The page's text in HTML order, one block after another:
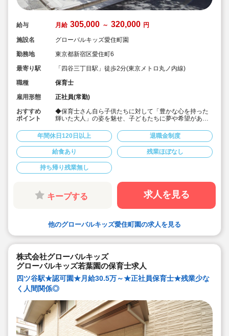
給与 月給 305,000 ～ 320,000 円
施設名
グローバルキッズ愛住町園
勤務地
東京都新宿区愛住町6
最寄り駅
「四谷三丁目駅」徒歩2分(東京メトロ丸ノ内線)
職種
保育士
雇用形態
正社員(常勤)
おすすめ
ポイント
◆保育士さん自ら子供たちに対して「豊かな心を持った
輝いた大人」の姿を魅せ、子どもたちに夢や希望がある
◆年間休日125日以上！
◆子育て期間中は時短勤務OK
◆半日有給OKで子育て中の方も働きやすい環境です
◆会社独自の休暇制度がありますので、独身、既婚者問
わずノビノビと働きやすい環境です。
◆宿舎借上げ制度利用可能です！
◆職員間の人間関係を大事にしています。チーム保育で
新しい仲間も皆でサポート。新卒で不安な方、中途で馴
染めるか不安な方ブランク空けの方、別業種からのキャ
リアチェンジの方！どんな方でもチームでサポートしあ
いながら保育をする環境です
能です！
す！
◆充実の福利厚生、海外研修など腰を据え長く勤務でき
成長し続けられる環境が整っています。
年間休日120日以上 退職金制度
給食あり 残業ほぼなし
持ち帰り残業無し
キープする 求人を見る
他のグローバルキッズ愛住町園の求人を見る
株式会社グローバルキッズ
グローバルキッズ若葉園の保育士求人
四ツ谷駅★認可園★月給30.5万～★正社員保育士★残業少な
く人間関係◎